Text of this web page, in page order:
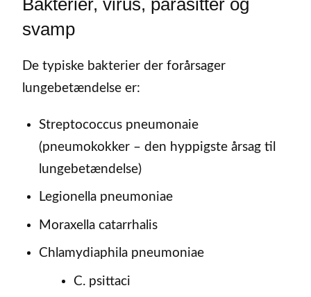
Bakterier, virus, parasitter og
svamp
De typiske bakterier der forårsager
lungebetændelse er:
Streptococcus pneumonaie
(pneumokokker – den hyppigste årsag til
lungebetændelse)
Legionella pneumoniae
Moraxella catarrhalis
Chlamydiaphila pneumoniae
C. psittaci